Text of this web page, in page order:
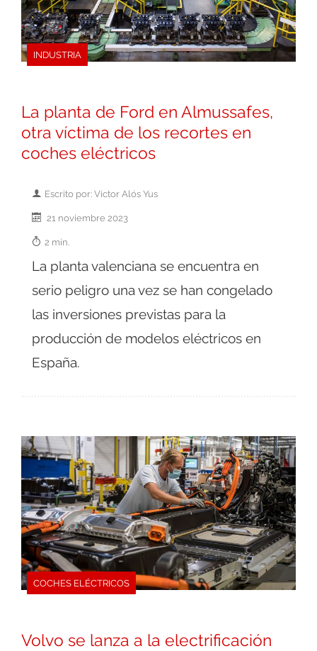
INDUSTRIA
La planta de Ford en Almussafes,
otra víctima de los recortes en
coches eléctricos
Escrito por: Victor Alós Yus
21 noviembre 2023
2 min.
La planta valenciana se encuentra en
serio peligro una vez se han congelado
las inversiones previstas para la
producción de modelos eléctricos en
España.
COCHES ELÉCTRICOS
Volvo se lanza a la electrificación